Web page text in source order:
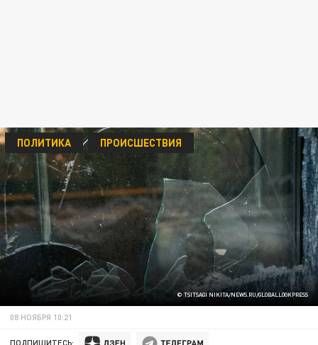
© TSITSAGI NIKITA/NEWS.RU/GLOBALLOOKPRESS
ПОЛИТИКА ПРОИСШЕСТВИЯ
08 НОЯБРЯ 10:21
ПОДПИШИТЕСЬ: